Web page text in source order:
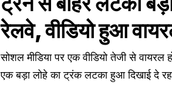
रेलवे, वीडियो हुआ
सोशल मीडिया पर एक वीडियो तेजी से
एक बड़ा लोहे का ट्रंक लटका हुआ दिखाई दे